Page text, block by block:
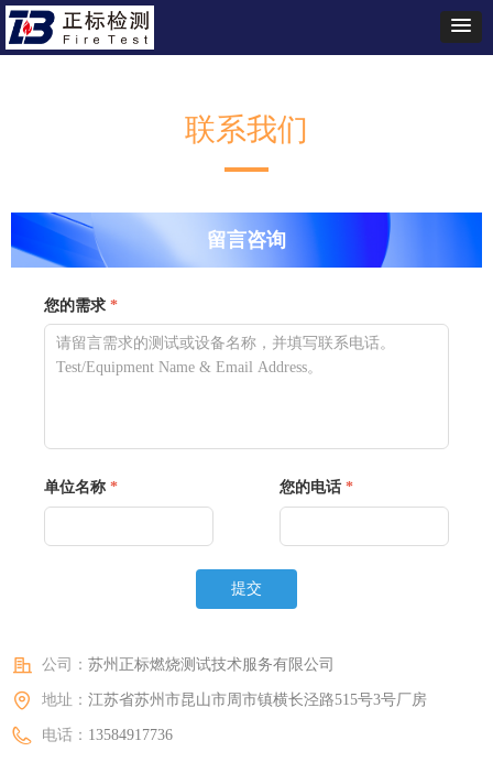
联系我们
公司： 苏州正标燃烧测试技术服务有限公司
地址： 江苏省苏州市昆山市周市镇横长泾路515号3号厂房
电话： 13584917736
留言咨询
您的需求 *
单位名称 * 您的电话 *
提交